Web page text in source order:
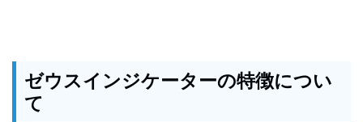
ゼウスインジケーターの特徴につい
て